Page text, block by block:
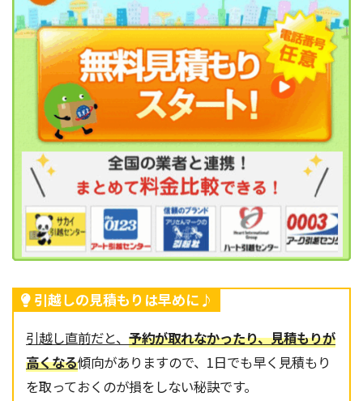
引越しの見積もりは早めに♪
引越し直前だと、 予約が取れなかったり、見積もりが
高くなる傾向がありますので、1日でも早く見積もり
を取っておくのが損をしない秘訣です。